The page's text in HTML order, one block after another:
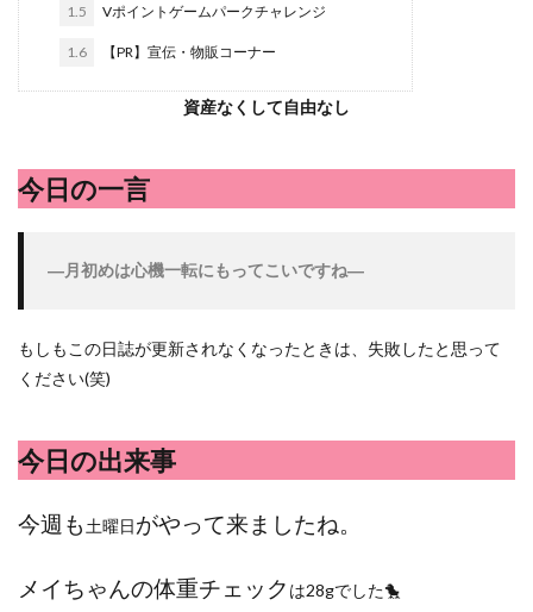
1.5 Vポイントゲームパークチャレンジ
1.6 【PR】宣伝・物販コーナー
資産なくして自由なし
今日の一言
―月初めは心機一転にもってこいですね―
もしもこの日誌が更新されなくなったときは、失敗したと思って
ください(笑)
今日の出来事
今週も 土曜日がやって来ましたね。
メイちゃんの体重チェック は28gでした🐤
メロン
メロン狩り
モッツァレラチー
卵黄
収穫 和菓子 和風パスタ
当選品
手作り 投資 投資信託
掛川花鳥園
料理、スクランブルエッグ
旅行 日常
日間賀島
父の日
牛乳 玉ねぎ 玉子焼き
落花生
謎解き 買い替え 資産形成
転職
閉店
検索